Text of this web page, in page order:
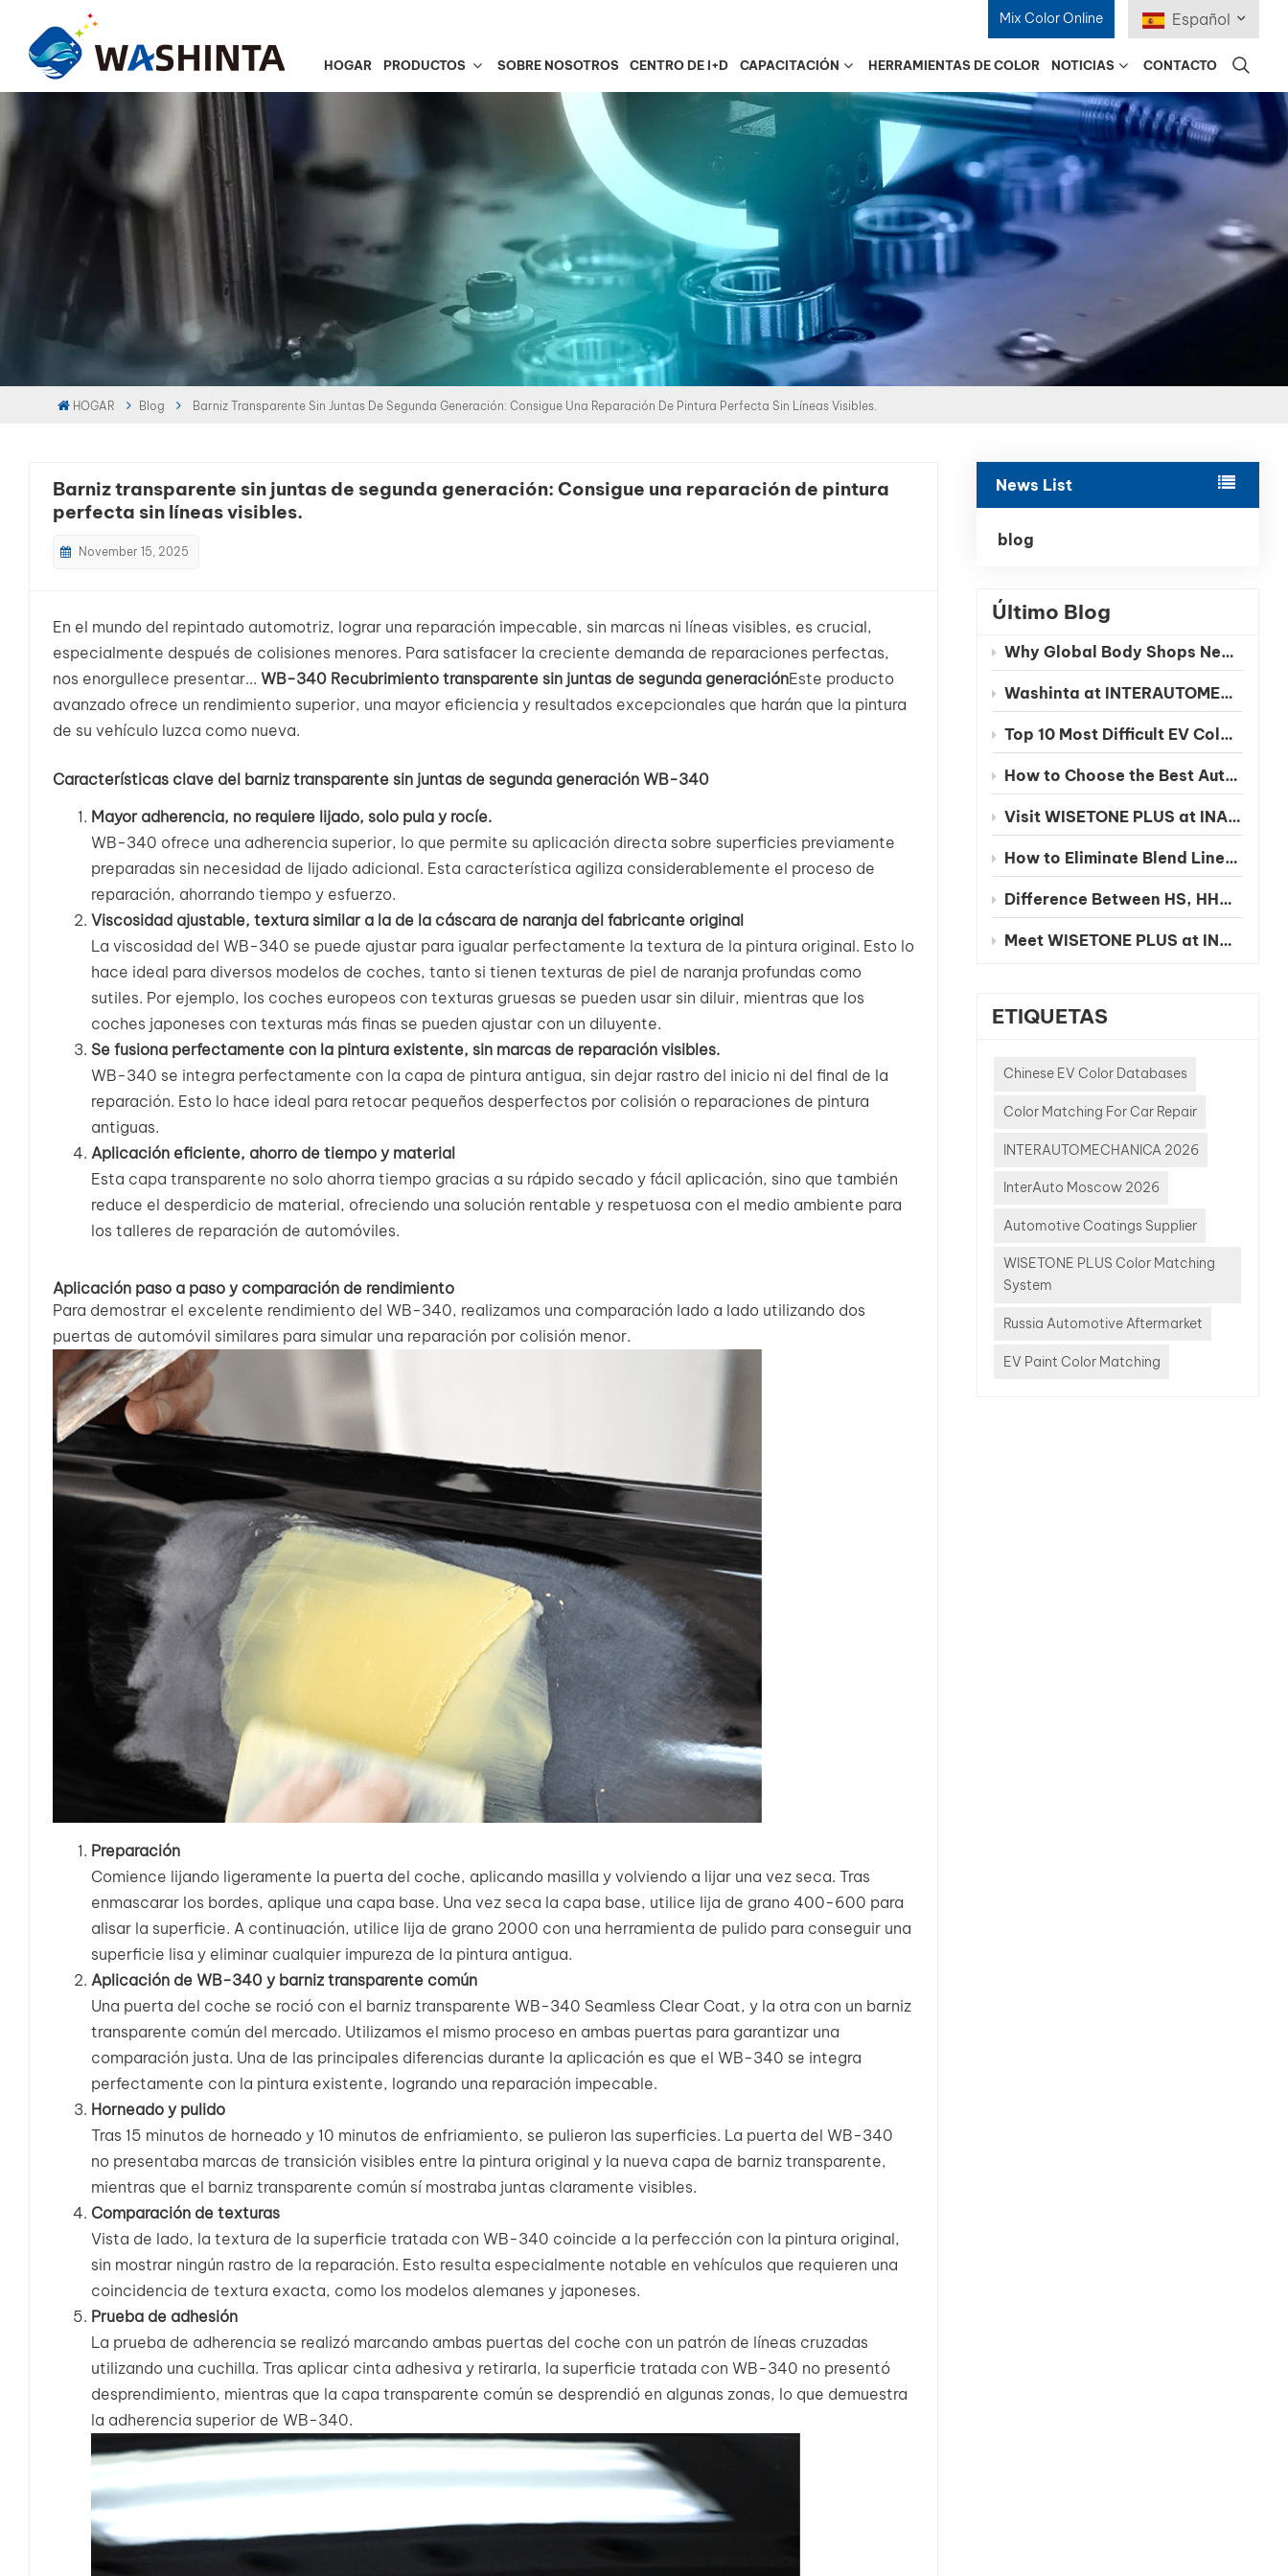
Mix Color Online Español
English
Français
Deutsch
Português
HOGAR PRODUCTOS SOBRE NOSOTROS CENTRO DE I+D CAPACITACIÓN HERRAMIENTAS DE COLOR NOTICIAS CONTACTO
HOGAR Blog Barniz Transparente Sin Juntas De Segunda Generación: Consigue Una Reparación De Pintura Perfecta Sin Líneas Visibles.
News List
blog
Último Blog
Why Global Body Shops Need Chinese EV Color Databases
Washinta at INTERAUTOMECHANICA 2026 Moscow
Top 10 Most Difficult EV Colors to Match in 2026
How to Choose the Best Automotive Refinish Paint Manufacturer in China
Visit WISETONE PLUS at INA PAACE Automechanika Mexico 2026 – Meet Your Trusted Automotive Refinish Paint Manufacturer
How to Eliminate Blend Lines in Automotive Spot Repairs: The Benefits of Seamless Clearcoat Technology
Difference Between HS, HHS and UHS Clearcoat
Meet WISETONE PLUS at INA PAACE Automechanika Mexico City 2026 – BOOTH NO. 1826-2
ETIQUETAS
Chinese EV Color Databases
Color Matching For Car Repair
INTERAUTOMECHANICA 2026
InterAuto Moscow 2026
Automotive Coatings Supplier
WISETONE PLUS Color Matching
System
Russia Automotive Aftermarket
EV Paint Color Matching
Barniz transparente sin juntas de segunda generación: Consigue una reparación de pintura
perfecta sin líneas visibles.
November 15, 2025
En el mundo del repintado automotriz, lograr una reparación impecable, sin marcas ni líneas visibles, es crucial,
especialmente después de colisiones menores. Para satisfacer la creciente demanda de reparaciones perfectas,
nos enorgullece presentar... WB-340 Recubrimiento transparente sin juntas de segunda generaciónEste producto
avanzado ofrece un rendimiento superior, una mayor eficiencia y resultados excepcionales que harán que la pintura
de su vehículo luzca como nueva.
Características clave del barniz transparente sin juntas de segunda generación WB-340
Mayor adherencia, no requiere lijado, solo pula y rocíe.
WB-340 ofrece una adherencia superior, lo que permite su aplicación directa sobre superficies previamente
preparadas sin necesidad de lijado adicional. Esta característica agiliza considerablemente el proceso de
reparación, ahorrando tiempo y esfuerzo.
Viscosidad ajustable, textura similar a la de la cáscara de naranja del fabricante original
La viscosidad del WB-340 se puede ajustar para igualar perfectamente la textura de la pintura original. Esto lo
hace ideal para diversos modelos de coches, tanto si tienen texturas de piel de naranja profundas como
sutiles. Por ejemplo, los coches europeos con texturas gruesas se pueden usar sin diluir, mientras que los
coches japoneses con texturas más finas se pueden ajustar con un diluyente.
Se fusiona perfectamente con la pintura existente, sin marcas de reparación visibles.
WB-340 se integra perfectamente con la capa de pintura antigua, sin dejar rastro del inicio ni del final de la
reparación. Esto lo hace ideal para retocar pequeños desperfectos por colisión o reparaciones de pintura
antiguas.
Aplicación eficiente, ahorro de tiempo y material
Esta capa transparente no solo ahorra tiempo gracias a su rápido secado y fácil aplicación, sino que también
reduce el desperdicio de material, ofreciendo una solución rentable y respetuosa con el medio ambiente para
los talleres de reparación de automóviles.
Aplicación paso a paso y comparación de rendimiento
Para demostrar el excelente rendimiento del WB-340, realizamos una comparación lado a lado utilizando dos
puertas de automóvil similares para simular una reparación por colisión menor.
Preparación
Comience lijando ligeramente la puerta del coche, aplicando masilla y volviendo a lijar una vez seca. Tras
enmascarar los bordes, aplique una capa base. Una vez seca la capa base, utilice lija de grano 400-600 para
alisar la superficie. A continuación, utilice lija de grano 2000 con una herramienta de pulido para conseguir una
superficie lisa y eliminar cualquier impureza de la pintura antigua.
Aplicación de WB-340 y barniz transparente común
Una puerta del coche se roció con el barniz transparente WB-340 Seamless Clear Coat, y la otra con un barniz
transparente común del mercado. Utilizamos el mismo proceso en ambas puertas para garantizar una
comparación justa. Una de las principales diferencias durante la aplicación es que el WB-340 se integra
perfectamente con la pintura existente, logrando una reparación impecable.
Horneado y pulido
Tras 15 minutos de horneado y 10 minutos de enfriamiento, se pulieron las superficies. La puerta del WB-340
no presentaba marcas de transición visibles entre la pintura original y la nueva capa de barniz transparente,
mientras que el barniz transparente común sí mostraba juntas claramente visibles.
Comparación de texturas
Vista de lado, la textura de la superficie tratada con WB-340 coincide a la perfección con la pintura original,
sin mostrar ningún rastro de la reparación. Esto resulta especialmente notable en vehículos que requieren una
coincidencia de textura exacta, como los modelos alemanes y japoneses.
Prueba de adhesión
La prueba de adherencia se realizó marcando ambas puertas del coche con un patrón de líneas cruzadas
utilizando una cuchilla. Tras aplicar cinta adhesiva y retirarla, la superficie tratada con WB-340 no presentó
desprendimiento, mientras que la capa transparente común se desprendió en algunas zonas, lo que demuestra
la adherencia superior de WB-340.